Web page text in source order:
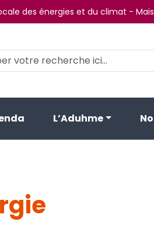
des énergies et du climat -
L’Aduhme